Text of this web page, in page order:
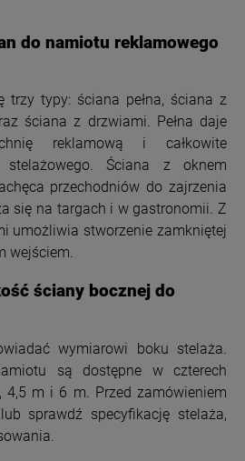
do namiotu reklamowego
trzy typy: ściana pełna, ściana z
ściana z drzwiami. Pełna daje
reklamową i całkowite
stelażowego. Ściana z oknem
przechodniów do zajrzenia
się na targach i w gastronomii. Z
umożliwia stworzenie zamkniętej
wejściem.
ściany bocznej do
wymiarowi boku stelaża.
są dostępne w czterech
4,5 m i 6 m. Przed zamówieniem
sprawdź specyfikację stelaża,